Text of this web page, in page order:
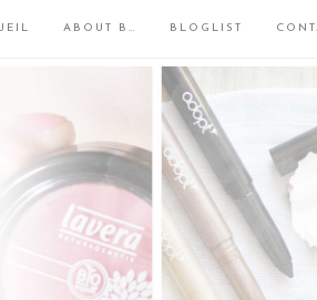
ABOUT B… BLOGLIST